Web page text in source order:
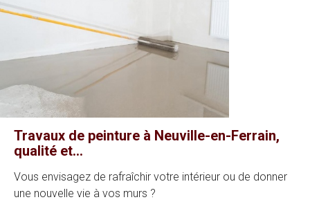
Travaux de peinture à Neuville-en-Ferrain,
qualité et...
Vous envisagez de rafraîchir votre intérieur ou de donner
une nouvelle vie à vos murs ?